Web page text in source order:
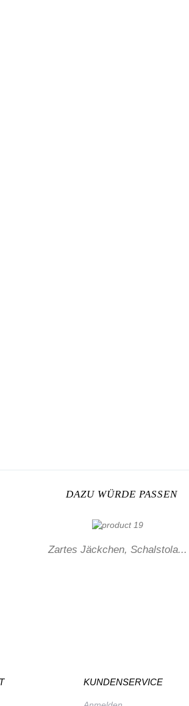
DAZU WÜRDE PASSEN
Zartes Jäckchen, Schalstola...
KUNDENSERVICE